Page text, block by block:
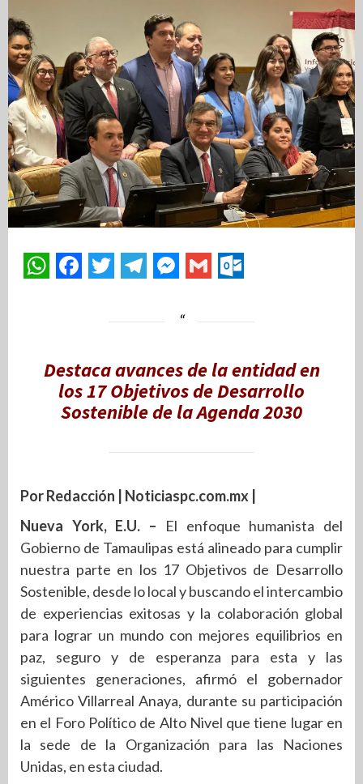
Destaca avances de la entidad en
los 17 Objetivos de Desarrollo
Sostenible de la Agenda 2030
Por Redacción | Noticiaspc.com.mx |
Nueva York, E.U. – El enfoque humanista del
Gobierno de Tamaulipas está alineado para cumplir
nuestra parte en los 17 Objetivos de Desarrollo
Sostenible, desde lo local y buscando el intercambio
de experiencias exitosas y la colaboración global
para lograr un mundo con mejores equilibrios en
paz, seguro y de esperanza para esta y las
siguientes generaciones, afirmó el gobernador
Américo Villarreal Anaya, durante su participación
en el Foro Político de Alto Nivel que tiene lugar en
la sede de la Organización para las Naciones
Unidas, en esta ciudad.